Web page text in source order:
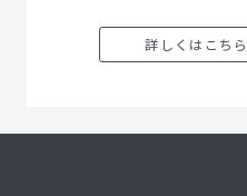
詳しくはこちら